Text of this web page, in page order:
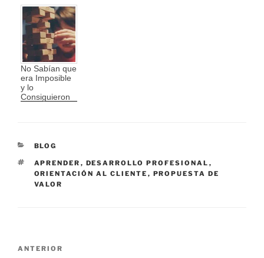
No Sabían que
era Imposible
y lo
Consiguieron
CATEGORÍAS
BLOG
ETIQUETAS
APRENDER , DESARROLLO PROFESIONAL ,
ORIENTACIÓN AL CLIENTE , PROPUESTA DE
VALOR
Navegación
Entrada
ANTERIOR